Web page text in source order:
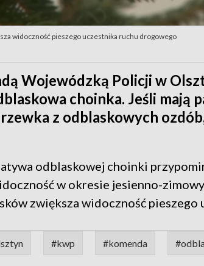
widoczność pieszego uczestnika ruchu drogowego
Wojewódzką Policji w
choinka. Jeśli mają
z odblaskowych
odblaskowej choinki
w okresie jesienno-
zwiększa widoczność pieszego
#kwp #komenda